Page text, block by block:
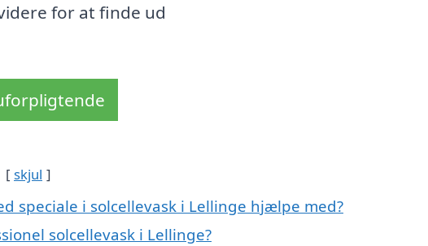
for at finde ud
skjul
speciale i solcellevask i Lellinge hjælpe med?
solcellevask i Lellinge?